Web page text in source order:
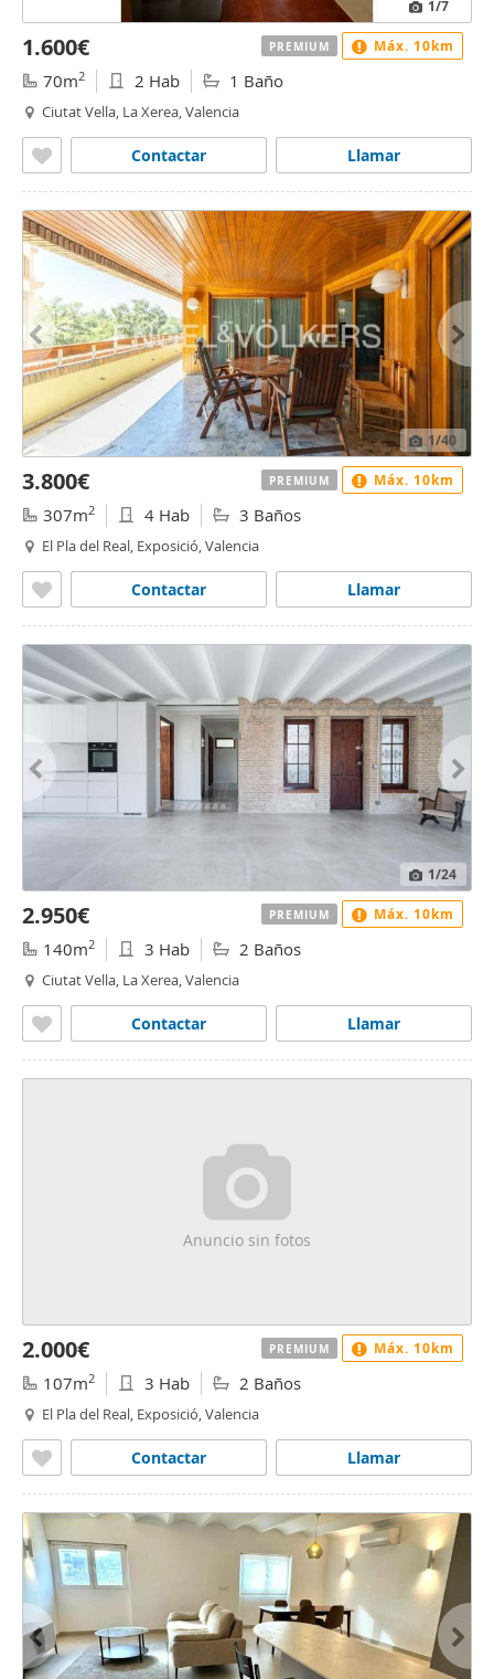
1/7
1.600€
70m2 2 Hab 1 Baño
Ciutat Vella, La Xerea, Valencia
Llamar
Contactar
PREMIUM Máx. 10km
1/40
3.800€
307m2 4 Hab 3 Baños
El Pla del Real, Exposició, Valencia
Llamar
Contactar
PREMIUM Máx. 10km
1/24
2.950€
140m2 3 Hab 2 Baños
Ciutat Vella, La Xerea, Valencia
Llamar
Contactar
PREMIUM Máx. 10km
Anuncio sin fotos
2.000€
107m2 3 Hab 2 Baños
El Pla del Real, Exposició, Valencia
Llamar
Contactar
PREMIUM Máx. 10km